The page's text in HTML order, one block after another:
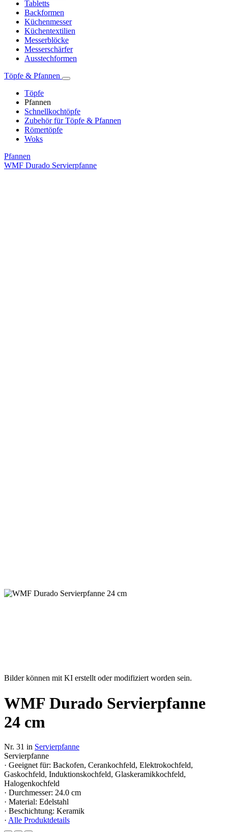
Tabletts
Backformen
Küchenmesser
Küchentextilien
Messerblöcke
Messerschärfer
Ausstechformen
Töpfe & Pfannen
Töpfe
Pfannen
Schnellkochtöpfe
Zubehör für Töpfe & Pfannen
Römertöpfe
Woks
Pfannen
WMF Durado Servierpfanne
Bilder können mit KI erstellt oder modifiziert worden sein.
WMF Durado Servierpfanne
24 cm
Nr. 31 in Servierpfanne
Servierpfanne
· Geeignet für: Backofen, Cerankochfeld, Elektrokochfeld,
Gaskochfeld, Induktionskochfeld, Glaskeramikkochfeld,
Halogenkochfeld
· Durchmesser: 24.0 cm
· Material: Edelstahl
· Beschichtung: Keramik
· Alle Produktdetails